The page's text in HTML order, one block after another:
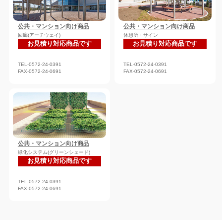
公共・マンション向け商品
回廊(アーチウェイ)
お見積り対応商品です
TEL-0572-24-0391
FAX-0572-24-0691
公共・マンション向け商品
休憩所・サイン
お見積り対応商品です
TEL-0572-24-0391
FAX-0572-24-0691
公共・マンション向け商品
緑化システム(グリーンシェード)
お見積り対応商品です
TEL-0572-24-0391
FAX-0572-24-0691